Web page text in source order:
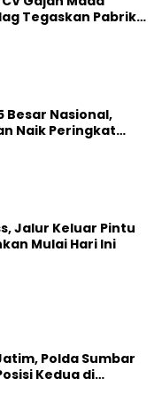
Tegaskan Pabrik
Besar Nasional,
Naik Peringkat
Jalur Keluar Pintu
Mulai Hari Ini
Polda Sumbar
Kedua di